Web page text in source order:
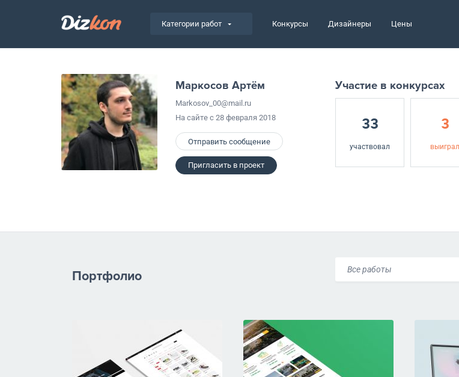
Категории работ Конкурсы Дизайнеры Цены
Маркосов Артём
Markosov_00@mail.ru
На сайте с 28 февраля 2018
Отправить сообщение
Пригласить в проект
Участие в конкурсах
33
участвовал
3
выиграл
Портфолио Все работы